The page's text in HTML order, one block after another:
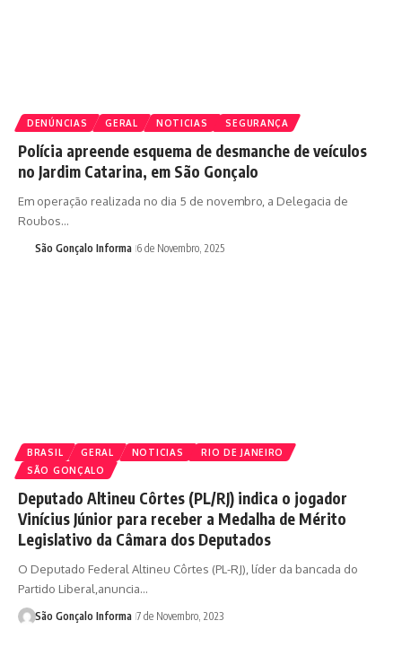
DENÚNCIAS GERAL NOTICIAS SEGURANÇA
Polícia apreende esquema de desmanche de veículos
no Jardim Catarina, em São Gonçalo
Em operação realizada no dia 5 de novembro, a Delegacia de
Roubos…
São Gonçalo Informa 6 de Novembro, 2025
BRASIL GERAL NOTICIAS
RIO DE JANEIRO
SÃO GONÇALO
Deputado Altineu Côrtes (PL/RJ) indica o jogador
Vinícius Júnior para receber a Medalha de Mérito
Legislativo da Câmara dos Deputados
O Deputado Federal Altineu Côrtes (PL-RJ), líder da bancada do
Partido Liberal,anuncia…
São Gonçalo Informa 7 de Novembro, 2023